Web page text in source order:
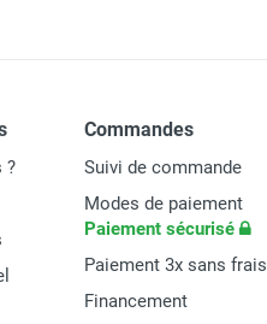
?
Commandes
Suivi de commande
Modes de paiement
Paiement sécurisé
Paiement 3x sans frais
Financement